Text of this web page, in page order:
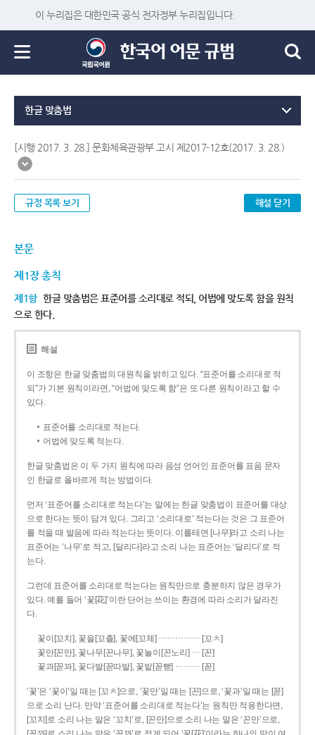
이 누리집은 대한민국 공식 전자정부 누리집입니다.
한글 맞춤법
[시행 2017. 3. 28.] 문화체육관광부 고시 제2017-12호(2017. 3. 28.)
규정 목록 보기 해설 닫기
본문
제1장 총칙
제1항 한글 맞춤법은 표준어를 소리대로 적되, 어법에 맞도록 함을 원칙
으로 한다.
해설
이 조항은 한글 맞춤법의 대원칙을 밝히고 있다. “표준어를 소리대로 적
되”가 기본 원칙이라면, “어법에 맞도록 함”은 또 다른 원칙이라고 할 수
있다.
표준어를 소리대로 적는다.
어법에 맞도록 적는다.
한글 맞춤법은 이 두 가지 원칙에 따라 음성 언어인 표준어를 표음 문자
인 한글로 올바르게 적는 방법이다.
먼저 ‘표준어를 소리대로 적는다’는 말에는 한글 맞춤법이 표준어를 대상
으로 한다는 뜻이 담겨 있다. 그리고 ‘소리대로’ 적는다는 것은 그 표준어
를 적을 때 발음에 따라 적는다는 뜻이다. 이를테면 [나무]라고 소리 나는
표준어는 ‘나무’로 적고, [달리다]라고 소리 나는 표준어는 ‘달리다’로 적
는다.
그런데 표준어를 소리대로 적는다는 원칙만으로 충분하지 않은 경우가
있다. 예를 들어 ‘꽃[花]’이란 단어는 쓰이는 환경에 따라 소리가 달라진
다.
꽃이[꼬치], 꽃을[꼬츨], 꽃에[꼬체] …………… [꼬ㅊ]
꽃만[꼰만], 꽃나무[꼰나무], 꽃놀이[꼰노리] … [꼰]
꽃과[꼳꽈], 꽃다발[꼳따발], 꽃밭[꼳빧] ……… [꼳]
‘꽃’은 ‘꽃이’일 때는 [꼬ㅊ]으로, ‘꽃만’일 때는 [꼰]으로, ‘꽃과’일 때는 [꼳]
으로 소리 난다. 만약 ‘표준어를 소리대로 적는다’는 원칙만 적용한다면,
[꼬치]로 소리 나는 말은 ‘꼬치’로, [꼰만]으로 소리 나는 말은 ‘꼰만’으로,